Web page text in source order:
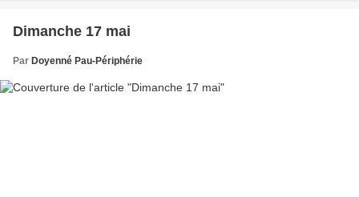
Dimanche 17 mai
Par Doyenné Pau-Périphérie